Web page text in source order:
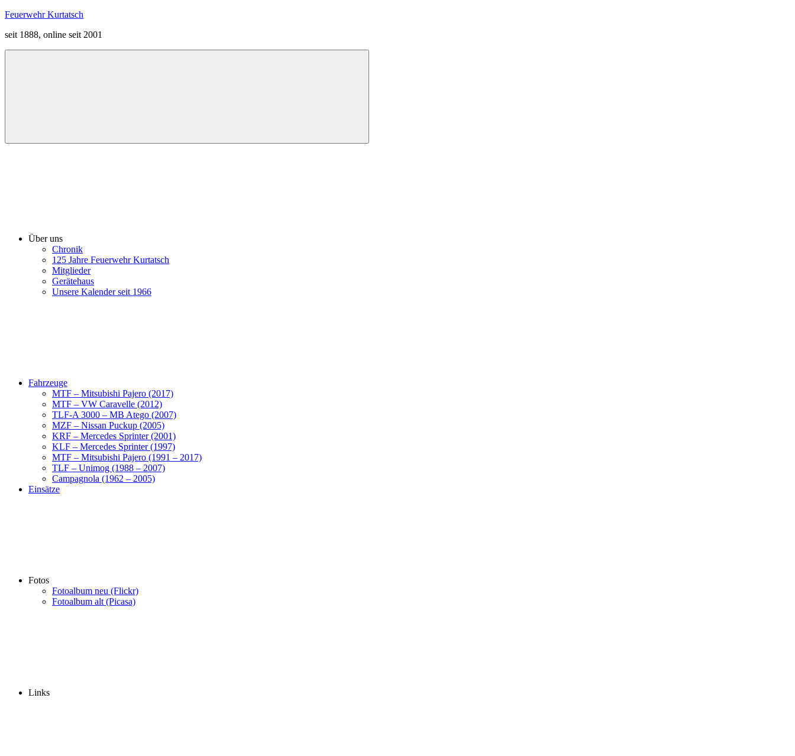
Zum
springen
Feuerwehr Kurtatsch
seit 1888, online seit 2001
Menü
Über uns
Chronik
125 Jahre Feuerwehr Kurtatsch
Mitglieder
Gerätehaus
Unsere Kalender seit 1966
Fahrzeuge
MTF – Mitsubishi Pajero (2017)
MTF – VW Caravelle (2012)
TLF-A 3000 – MB Atego (2007)
MZF – Nissan Puckup (2005)
KRF – Mercedes Sprinter (2001)
KLF – Mercedes Sprinter (1997)
MTF – Mitsubishi Pajero (1991 – 2017)
TLF – Unimog (1988 – 2007)
Campagnola (1962 – 2005)
Einsätze
Fotos
Fotoalbum neu (Flickr)
Fotoalbum alt (Picasa)
Links